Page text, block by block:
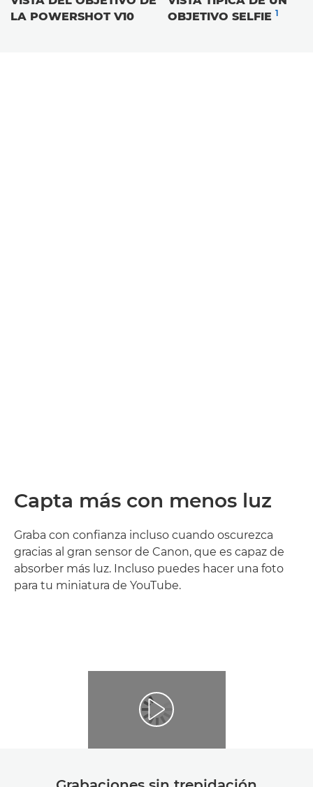
LA POWERSHOT V10
OBJETIVO SELFIE 1
Capta más con menos luz
Graba con confianza incluso cuando oscurezca
gracias al gran sensor de Canon, que es capaz de
absorber más luz. Incluso puedes hacer una foto
para tu miniatura de YouTube.